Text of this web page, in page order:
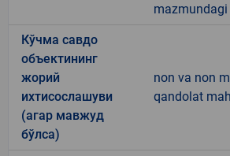
Кўчма савдо
объектининг
жорий
ихтисослашуви
(агар мавжуд
бўлса)
non va non
qandolat